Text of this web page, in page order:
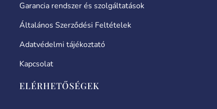
Garancia rendszer és szolgáltatások
Általános Szerződési Feltételek
Adatvédelmi tájékoztató
Kapcsolat
ELÉRHETŐSÉGEK